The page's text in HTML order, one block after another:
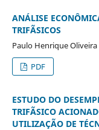
ANÁLISE
TRIFÃSICOS
Paulo Henrique Oliveira
PDF
ESTUDO DO
TRIFÃSICO
UTILIZAÇÃO DE